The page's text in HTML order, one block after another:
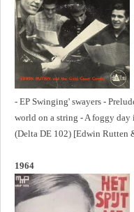
- EP Swinging' swayers -
world on a string - A foggy
(Delta DE 102) [Edwin Rutten
1964